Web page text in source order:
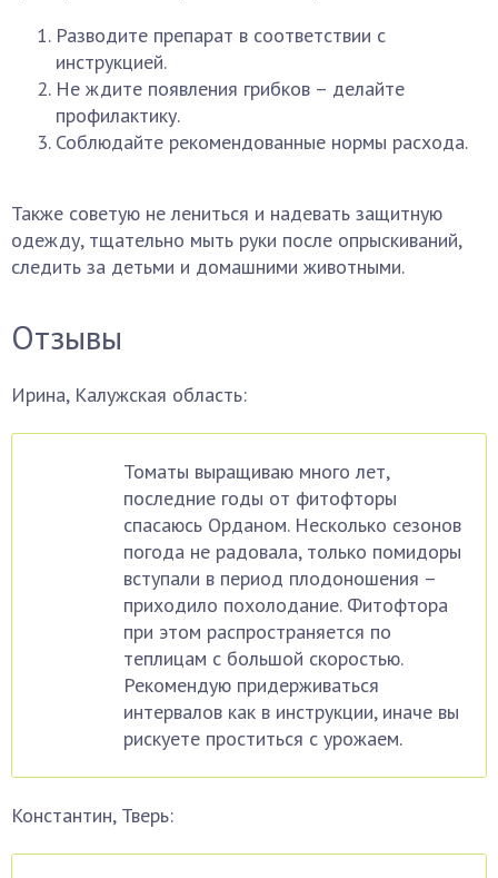
Разводите препарат в соответствии с
инструкцией.
Не ждите появления грибков – делайте
профилактику.
Соблюдайте рекомендованные нормы расхода.
Также советую не лениться и надевать защитную
одежду, тщательно мыть руки после опрыскиваний,
следить за детьми и домашними животными.
Отзывы
Ирина, Калужская область:
Томаты выращиваю много лет,
последние годы от фитофторы
спасаюсь Орданом. Несколько сезонов
погода не радовала, только помидоры
вступали в период плодоношения –
приходило похолодание. Фитофтора
при этом распространяется по
теплицам с большой скоростью.
Рекомендую придерживаться
интервалов как в инструкции, иначе вы
рискуете проститься с урожаем.
Константин, Тверь: